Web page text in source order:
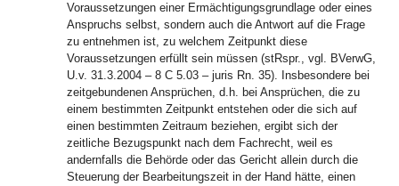
Voraussetzungen einer Ermächtigungsgrundlage oder eines
Anspruchs selbst, sondern auch die Antwort auf die Frage
zu entnehmen ist, zu welchem Zeitpunkt diese
Voraussetzungen erfüllt sein müssen (stRspr., vgl. BVerwG,
U.v. 31.3.2004 – 8 C 5.03 – juris Rn. 35). Insbesondere bei
zeitgebundenen Ansprüchen, d.h. bei Ansprüchen, die zu
einem bestimmten Zeitpunkt entstehen oder die sich auf
einen bestimmten Zeitraum beziehen, ergibt sich der
zeitliche Bezugspunkt nach dem Fachrecht, weil es
andernfalls die Behörde oder das Gericht allein durch die
Steuerung der Bearbeitungszeit in der Hand hätte, einen